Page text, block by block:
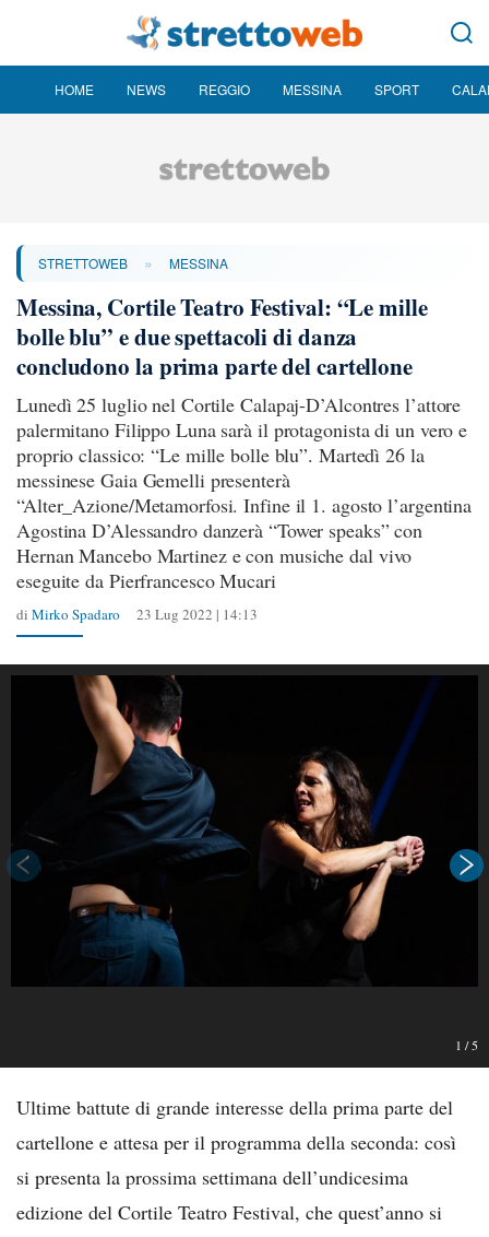
HOME NEWS REGGIO MESSINA SPORT
STRETTOWEB » MESSINA
Messina, Cortile Teatro Festival: “Le mille
bolle blu” e due spettacoli di danza
concludono la prima parte del cartellone
Lunedì 25 luglio nel Cortile Calapaj-D’Alcontres l’attore
palermitano Filippo Luna sarà il protagonista di un vero e
proprio classico: “Le mille bolle blu”. Martedì 26 la
messinese Gaia Gemelli presenterà
“Alter_Azione/Metamorfosi. Infine il 1. agosto l’argentina
Agostina D’Alessandro danzerà “Tower speaks” con
Hernan Mancebo Martinez e con musiche dal vivo
eseguite da Pierfrancesco Mucari
di Mirko Spadaro 23 Lug 2022 | 14:13
1 /5
Ultime battute di grande interesse della prima parte del
cartellone e attesa per il programma della seconda: così
si presenta la prossima settimana dell’undicesima
edizione del Cortile Teatro Festival, che quest’anno si